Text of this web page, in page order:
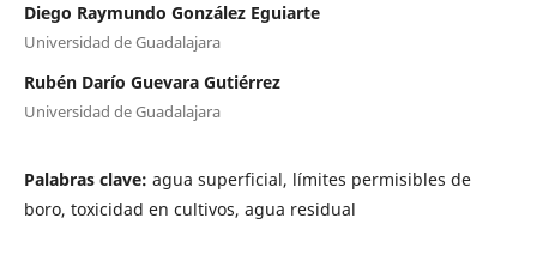
Diego Raymundo González Eguiarte
Universidad de Guadalajara
Rubén Darío Guevara Gutiérrez
Universidad de Guadalajara
Palabras clave: agua superficial, límites permisibles de
boro, toxicidad en cultivos, agua residual